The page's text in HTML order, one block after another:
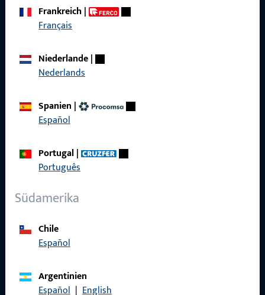
zuverlässig.Frankreich|
Français
Niederlande|
Nederlands
Spanien |
Español
Portugal|
Português
Südamerika
Chile
Español
Argentinien
Español | English
Allgemeines